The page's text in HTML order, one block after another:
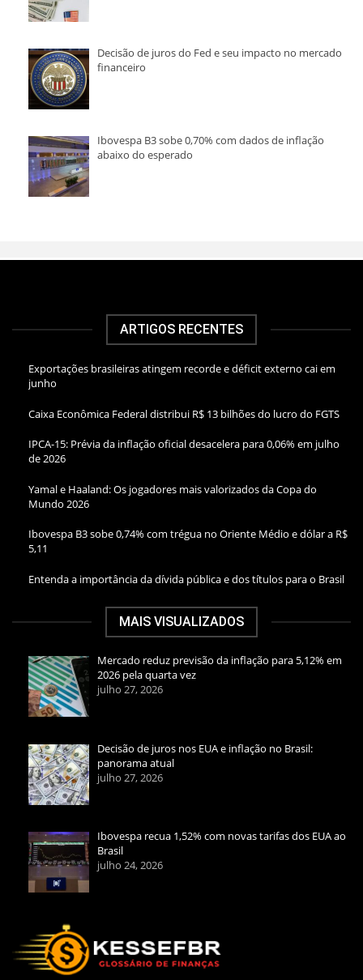
Decisão de juros do Fed e seu impacto no mercado
financeiro
Ibovespa B3 sobe 0,70% com dados de inflação
abaixo do esperado
ARTIGOS RECENTES
Exportações brasileiras atingem recorde e déficit externo cai em
junho
Caixa Econômica Federal distribui R$ 13 bilhões do lucro do FGTS
IPCA-15: Prévia da inflação oficial desacelera para 0,06% em julho
de 2026
Yamal e Haaland: Os jogadores mais valorizados da Copa do
Mundo 2026
Ibovespa B3 sobe 0,74% com trégua no Oriente Médio e dólar a R$
5,11
Entenda a importância da dívida pública e dos títulos para o Brasil
MAIS VISUALIZADOS
Mercado reduz previsão da inflação para 5,12% em
2026 pela quarta vez
julho 27, 2026
Decisão de juros nos EUA e inflação no Brasil:
panorama atual
julho 27, 2026
Ibovespa recua 1,52% com novas tarifas dos EUA ao
Brasil
julho 24, 2026